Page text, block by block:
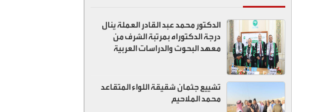
الدكتور محمد عبد القادر العملة ينال
درجة الدكتوراه بمرتبة الشرف من
معهد البحوث والدراسات العربية
تشييع جثمان شقيقة اللواء المتقاعد
محمد الملاحيم